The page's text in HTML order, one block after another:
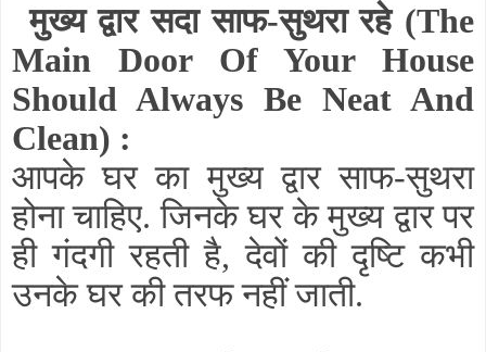
मुख्य द्वार सदा साफ-सुथरा रहे(The
Main Door Of Your House
Should Always Be Neat And
Clean) :
आपके घर का मुख्य द्वार साफ-सुथरा
होना चाहिए. जिनके घर के मुख्य द्वार पर
ही गंदगी रहती है, देवों की दृष्टि कभी
उनके घर की तरफ नहीं जाती.